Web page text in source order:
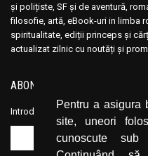
Pentru a asigura
site, uneori
cunoscute
și polițiste, SF și de aventură,
filosofie, artă, eBook-uri in limba
spiritualitate, ediții princeps și
actualizat zilnic cu noutăți și
ABONEAZĂ-TE LA
Introduceți adresa dvs. de email